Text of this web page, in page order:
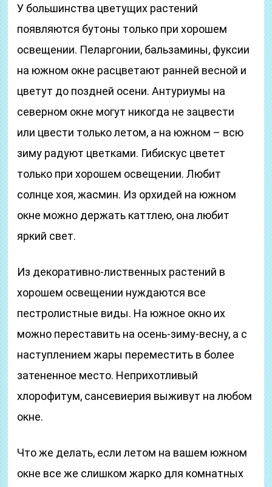
У большинства цветущих растений
появляются бутоны только при хорошем
освещении. Пеларгонии, бальзамины, фуксии
на южном окне расцветают ранней весной и
цветут до поздней осени. Антуриумы на
северном окне могут никогда не зацвести
или цвести только летом, а на южном – всю
зиму радуют цветками. Гибискус цветет
только при хорошем освещении. Любит
солнце хоя, жасмин. Из орхидей на южном
окне можно держать каттлею, она любит
яркий свет.
Из декоративно-лиственных растений в
хорошем освещении нуждаются все
пестролистные виды. На южное окно их
можно переставить на осень-зиму-весну, а с
наступлением жары переместить в более
затененное место. Неприхотливый
хлорофитум, сансевиерия выживут на любом
окне.
Что же делать, если летом на вашем южном
окне все же слишком жарко для комнатных